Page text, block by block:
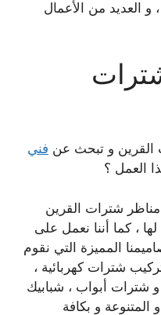
و العديد من الأعمال
و تبحث عن فني
العمل ؟
شترات القرين
، كما أننا نعمل على
المميزة التي نقوم
شترات كهربائية ،
شترات أبواب ، شبابيك
المتنوعة و بكافة